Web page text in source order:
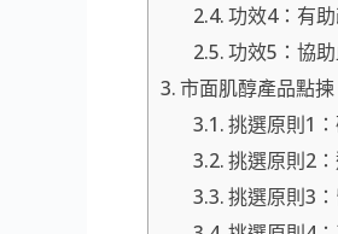
功效4：有
功效5：協
市面肌醇產品點
挑選原則1
挑選原則2
挑選原則3